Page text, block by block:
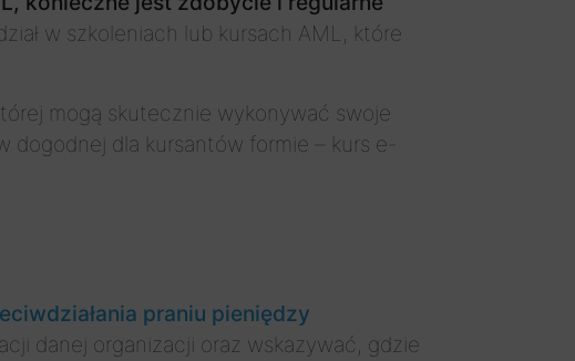
w szkoleniach lub kursach AML, które
mogą skutecznie wykonywać swoje
dla kursantów formie – kurs e-
praniu pieniędzy
danej organizacji oraz wskazywać, gdzie